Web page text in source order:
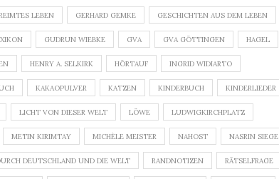
LEBEN GERHARD GEMKE GESCHICHTEN AUS DEM LEBEN
GUDRUN WIEBKE GVA GVA GÖTTINGEN HAGEL
HENRY A. SELKIRK HÖRTAUF INGRID WIDIARTO
KAKAOPULVER KATZEN KINDERBUCH KINDERLIEDER
LICHT VON DIESER WELT LÖWE LUDWIGKIRCHPLATZ
METIN KIRIMTAY MICHÈLE MEISTER NAHOST NASRIN SIEGE
DEUTSCHLAND UND DIE WELT RANDNOTIZEN RÄTSELFRAGE